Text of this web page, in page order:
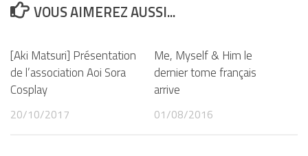
VOUS AIMEREZ AUSSI...
[Aki Matsuri] Présentation
de l’association Aoi Sora
Cosplay
20/10/2017
Me, Myself & Him le
dernier tome français
arrive
01/08/2016